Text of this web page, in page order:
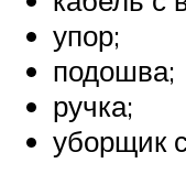
упор;
подошва;
ручка;
уборщик